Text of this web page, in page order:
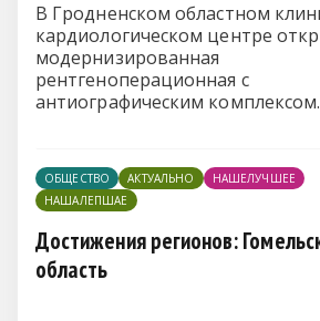
В Гродненском областном
кардиологическом центре
модернизированная
рентгеноперационная с
антиографическим комплексом.
ОБЩЕСТВО АКТУАЛЬНО
НАШЕЛУЧШЕЕ
НАШАЛЕПШАЕ
Достижения регионов:
область